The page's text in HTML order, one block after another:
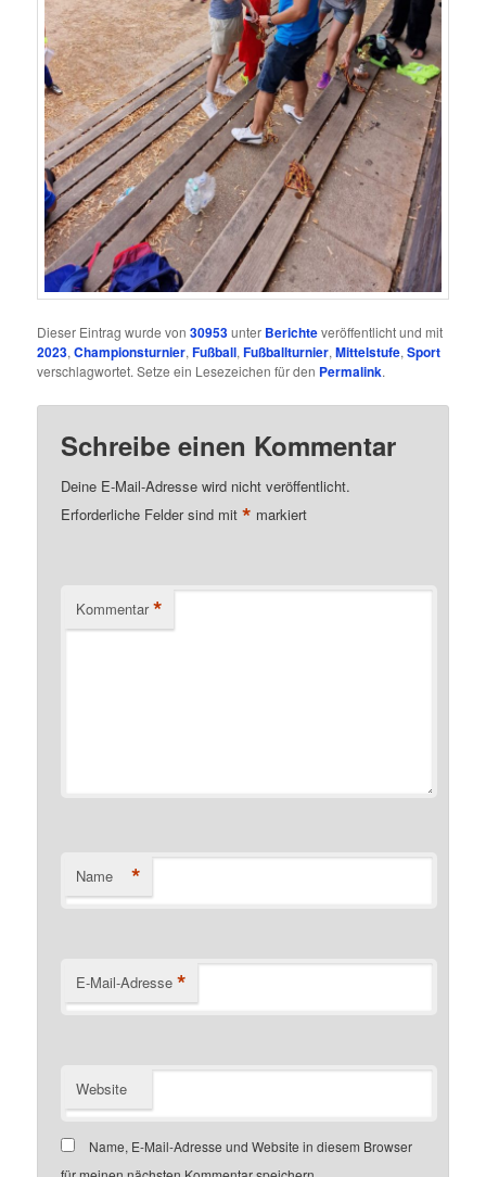
Dieser Eintrag wurde von30953unter Berichteveröffentlicht und mit
2023,Championsturnier,Fußball,Fußballturnier,Mittelstufe,Sport
verschlagwortet. Setze ein Lesezeichen für den Permalink.
Schreibe einen Kommentar
Deine E-Mail-Adresse wird nicht veröffentlicht.
Erforderliche Felder sind mit* markiert
Kommentar *
Name *
E-Mail-Adresse *
Website
Name, E-Mail-Adresse und Website in diesem Browser